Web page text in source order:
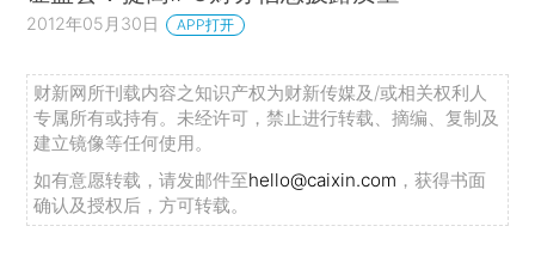
2012年05月30日 APP打开
财新网所刊载内容之知识产权为财新传媒及/或相关权利人
专属所有或持有。未经许可，禁止进行转载、摘编、复制及
建立镜像等任何使用。
如有意愿转载，请发邮件至hello@caixin.com ，获得书面
确认及授权后，方可转载。